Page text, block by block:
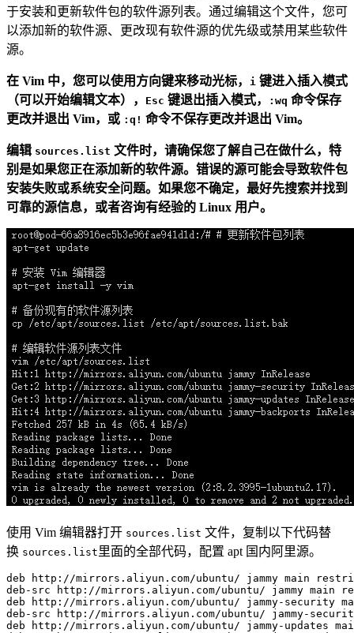
于安装和更新软件包的软件源列表。通过编辑这个文件，您可
以添加新的软件源、更改现有软件源的优先级或禁用某些软件
源。
在 Vim 中，您可以使用方向键来移动光标， i 键进入插入模式
（可以开始编辑文本），
Esc 键退出插入模式， :wq 命令保存
更改并退出 Vim，或 :q! 命令不保存更改并退出 Vim。
编辑 sources.list 文件时，请确保您了解自己在做什么，特
别是如果您正在添加新的软件源。错误的源可能会导致软件包
安装失败或系统安全问题。如果您不确定，最好先搜索并找到
可靠的源信息，或者咨询有经验的 Linux 用户。
使用 Vim 编辑器打开 sources.list 文件，复制以下代码替
换 sources.list 里面的全部代码，配置 apt 国内阿里源。
deb http://mirrors.aliyun.com/ubuntu/ jammy main
deb-src http://mirrors.aliyun.com/ubuntu/ jammy main
deb http://mirrors.aliyun.com/ubuntu/ jammy-security
deb-src http://mirrors.aliyun.com/ubuntu/ jammy-
deb http://mirrors.aliyun.com/ubuntu/ jammy-updates